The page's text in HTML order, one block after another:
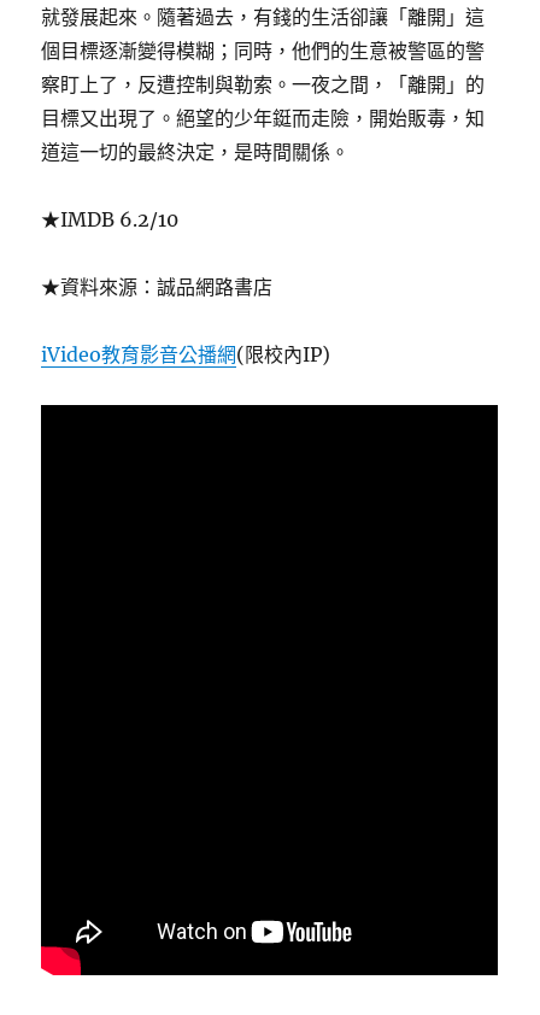
就發展起來。隨著過去，有錢的生活卻讓「離開」這
個目標逐漸變得模糊；同時，他們的生意被警區的警
察盯上了，反遭控制與勒索。一夜之間，「離開」的
目標又出現了。絕望的少年鋌而走險，開始販毒，知
道這一切的最終決定，是時間關係。
★IMDB 6.2/10
★資料來源：誠品網路書店
iVideo教育影音公播網(限校內IP)